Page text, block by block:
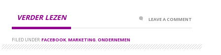
VERDER LEZEN
FILED UNDER:FACEBOOK,MARKETING,ONDERNEMEN
LEAVE A COMMENT